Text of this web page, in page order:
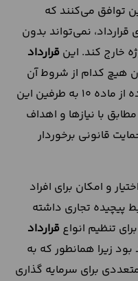
توافق می‌کنند که
امضای قرارداد، نمی‌تواند بدون
خارج کند. این قرارداد
هیچ کدام از شروط آن
برخلاف شرع یا قانون نیست. استفاده از ماده 10 به طرفین این
با نیازها و اهداف
قانونی برخوردار
و امکان برای افراد
پیچیده تجاری داشته
تنظیم انواع قرارداد
زیرا همانطور که به
برای سرمایه گذاری